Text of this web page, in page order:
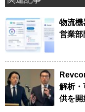
物流機
営業部
解析
供を開